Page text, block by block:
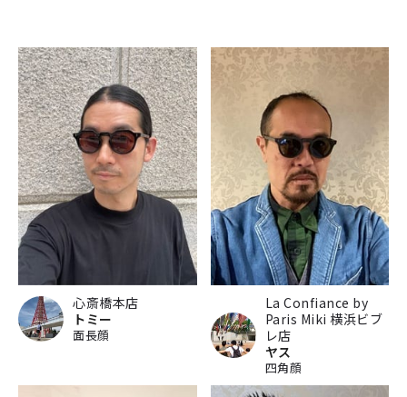
心斎橋本店
トミー
面長顔
La Confiance by
Paris Miki 横浜ビブ
レ店
ヤス
四角顔